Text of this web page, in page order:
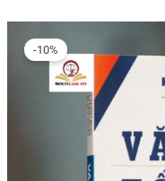
-10%
gốc
là:
Đạo